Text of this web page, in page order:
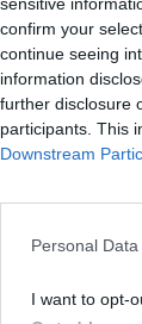
confirm your
continue seeing
information
further disclosure
participants. This
Downstream
Personal
I want to opt-
Telefónica.
Unido, el
Goñi
Disney cree